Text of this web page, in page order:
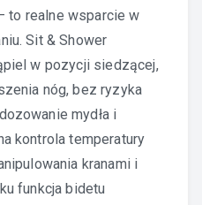
to realne wsparcie w
Sit & Shower
w pozycji siedzącej,
nóg, bez ryzyka
mydła i
kontrola temperatury
kranami i
funkcja bidetu